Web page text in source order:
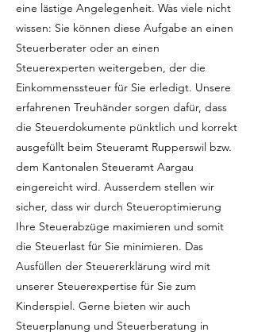
eine lästige Angelegenheit. Was viele nicht
wissen: Sie können diese Aufgabe an einen
Steuerberater oder an einen
Steuerexperten weitergeben, der die
Einkommenssteuer für Sie erledigt. Unsere
erfahrenen Treuhänder sorgen dafür, dass
die Steuerdokumente pünktlich und korrekt
ausgefüllt beim Steueramt Rupperswil bzw.
dem Kantonalen Steueramt Aargau
eingereicht wird. Ausserdem stellen wir
sicher, dass wir durch Steueroptimierung
Ihre Steuerabzüge maximieren und somit
die Steuerlast für Sie minimieren. Das
Ausfüllen der Steuererklärung wird mit
unserer Steuerexpertise für Sie zum
Kinderspiel. Gerne bieten wir auch
Steuerplanung und Steuerberatung in